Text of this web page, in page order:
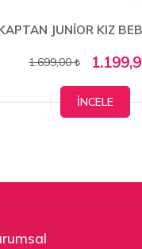
1.699,00
İNCELE